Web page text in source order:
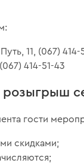
11, (067) 414-
414-51-43
гости
скидками;